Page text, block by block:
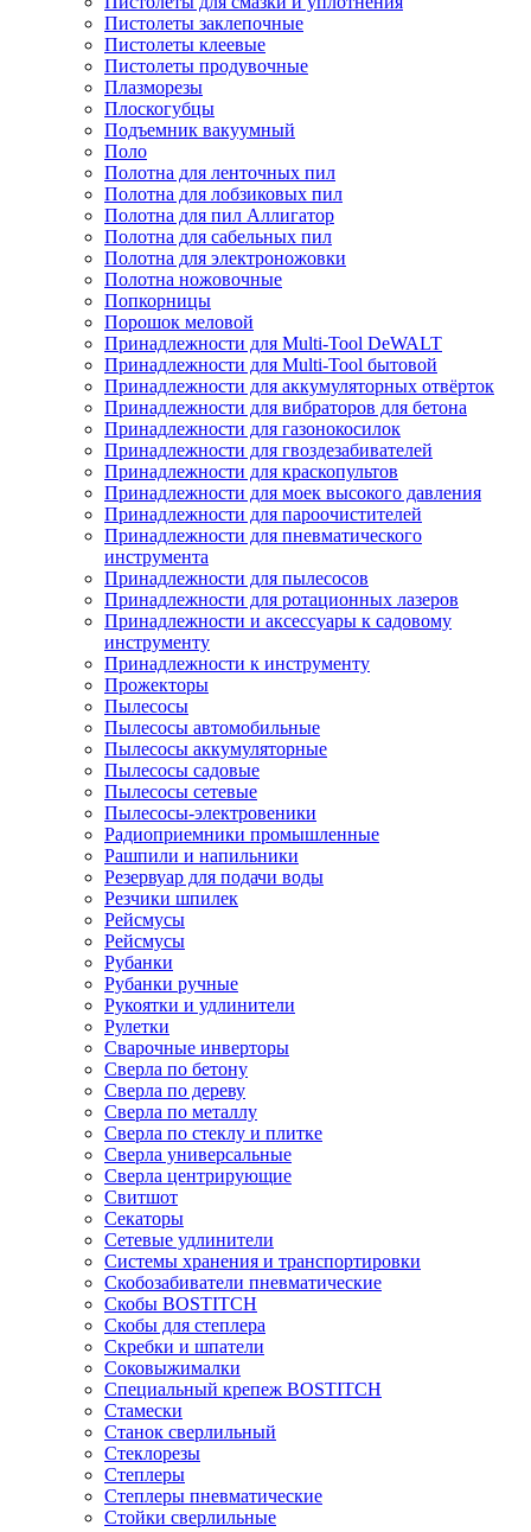
Пистолеты заклепочные
Пистолеты клеевые
Пистолеты продувочные
Плазморезы
Плоскогубцы
Подъемник вакуумный
Поло
Полотна для ленточных пил
Полотна для лобзиковых пил
Полотна для пил Аллигатор
Полотна для сабельных пил
Полотна для электроножовки
Полотна ножовочные
Попкорницы
Порошок меловой
Принадлежности для Multi-Tool DeWALT
Принадлежности для Multi-Tool бытовой
Принадлежности для аккумуляторных отвёрток
Принадлежности для вибраторов для бетона
Принадлежности для газонокосилок
Принадлежности для гвоздезабивателей
Принадлежности для краскопультов
Принадлежности для моек высокого давления
Принадлежности для пароочистителей
Принадлежности для пневматического
инструмента
Принадлежности для пылесосов
Принадлежности для ротационных лазеров
Принадлежности и аксессуары к садовому
инструменту
Принадлежности к инструменту
Прожекторы
Пылесосы
Пылесосы автомобильные
Пылесосы аккумуляторные
Пылесосы садовые
Пылесосы сетевые
Пылесосы-электровеники
Радиоприемники промышленные
Рашпили и напильники
Резервуар для подачи воды
Резчики шпилек
Рейсмусы
Рейсмусы
Рубанки
Рубанки ручные
Рукоятки и удлинители
Рулетки
Сварочные инверторы
Сверла по бетону
Сверла по дереву
Сверла по металлу
Сверла по стеклу и плитке
Сверла универсальные
Сверла центрирующие
Свитшот
Секаторы
Сетевые удлинители
Системы хранения и транспортировки
Скобозабиватели пневматические
Скобы BOSTITCH
Скобы для степлера
Скребки и шпатели
Соковыжималки
Специальный крепеж BOSTITCH
Стамески
Станок сверлильный
Стеклорезы
Степлеры
Степлеры пневматические
Стойки сверлильные